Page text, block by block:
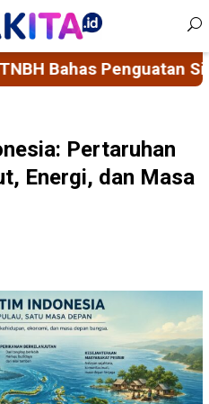
Sistem Penjaminan
Pertaruhan
Energi, dan Masa